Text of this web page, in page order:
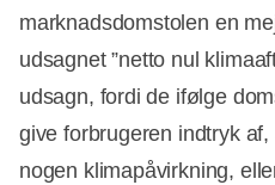
marknadsdomstolen en
udsagnet ”netto nul
udsagn, fordi de ifølge
give forbrugeren indtryk
nogen klimapåvirkning,